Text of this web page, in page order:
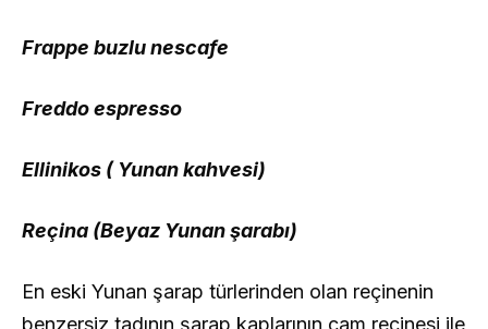
Frappe buzlu nescafe
Freddo espresso
Ellinikos ( Yunan kahvesi)
Reçina (Beyaz Yunan şarabı)
En eski Yunan şarap türlerinden olan reçinenin
benzersiz tadının şarap kaplarının çam reçinesi ile